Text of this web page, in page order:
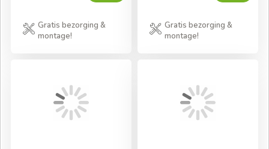
Gratis bezorging &
montage!
Gratis bezorging &
montage!